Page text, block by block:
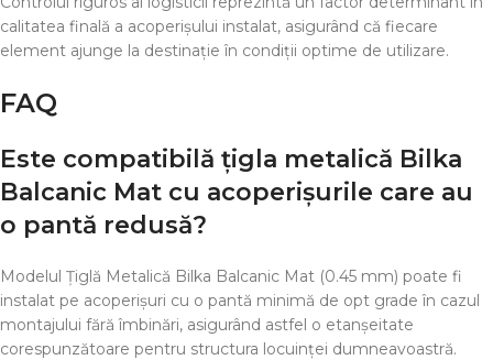
calitatea finală a acoperișului instalat, asigurând că fiecare
element ajunge la destinație în condiții optime de utilizare.
FAQ
Este compatibilă țigla metalică Bilka
Balcanic Mat cu acoperișurile care au
o pantă redusă?
Modelul Țiglă Metalică Bilka Balcanic Mat (0.45 mm) poate fi
instalat pe acoperișuri cu o pantă minimă de opt grade în cazul
montajului fără îmbinări, asigurând astfel o etanșeitate
corespunzătoare pentru structura locuinței dumneavoastră.